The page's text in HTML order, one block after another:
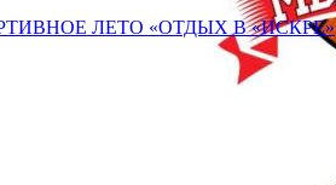
ЛЕТО «ОТДЫХ В «ИСКРЕ»